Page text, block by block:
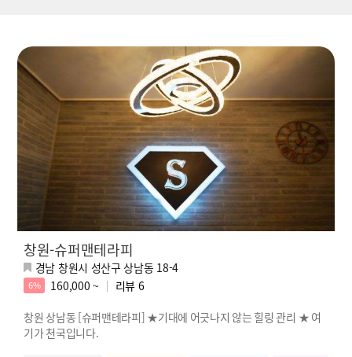
창원-슈퍼맨테라피
경남 창원시 성산구 상남동 18-4
6% 160,000 ~ 리뷰 6
창원 상남동 [슈퍼맨테라피] ★기대에 어긋나지 않는 힐링 관리 ★ 여
기가 천국입니다.